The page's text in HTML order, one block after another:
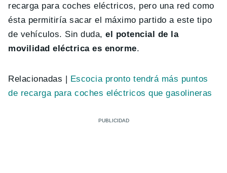
recarga para coches eléctricos, pero una red como
ésta permitiría sacar el máximo partido a este tipo
de vehículos. Sin duda,el potencial de la
movilidad eléctrica es enorme.
Relacionadas | Escocia pronto tendrá más puntos
de recarga para coches eléctricos que gasolineras